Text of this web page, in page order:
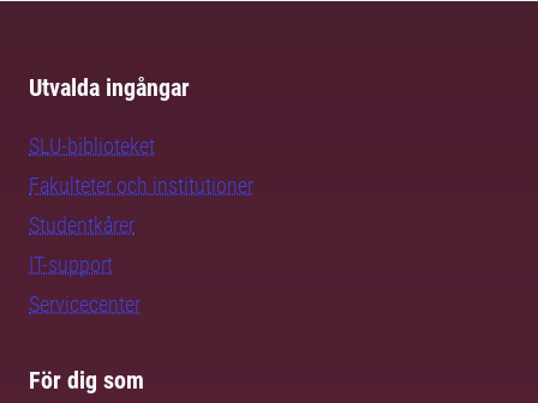
Utvalda ingångar
SLU-biblioteket
Fakulteter och institutioner
Studentkårer
IT-support
Servicecenter
För dig som